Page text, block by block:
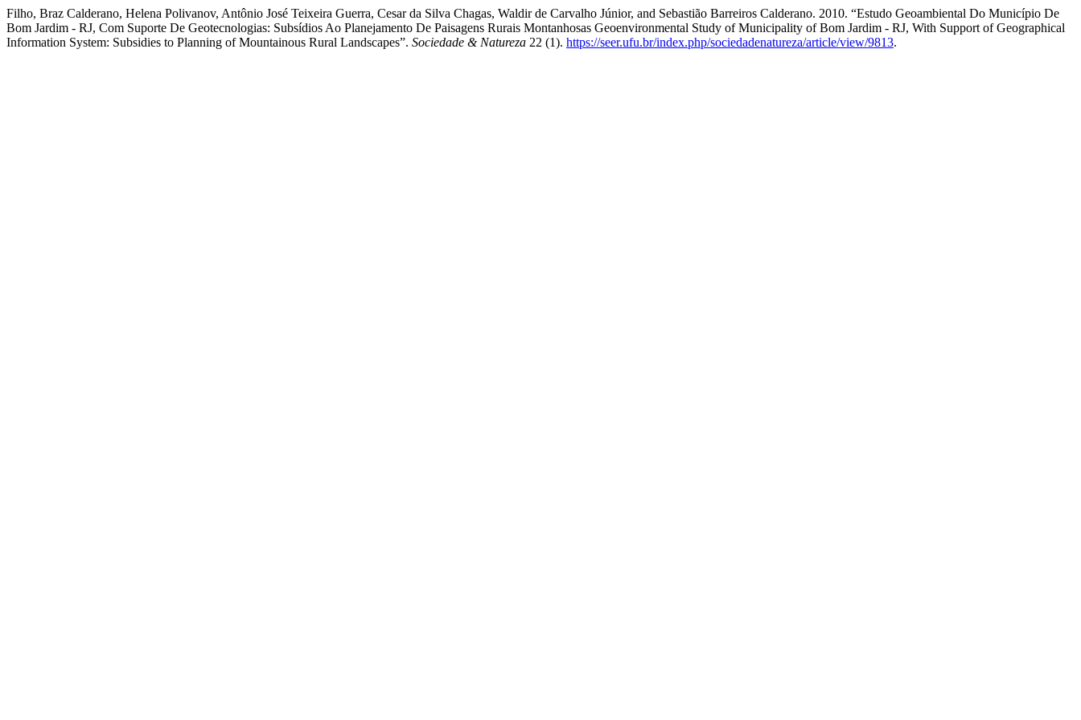
Filho, Braz Calderano, Helena Polivanov, Antônio José Teixeira Guerra, Cesar da Silva Chagas, Waldir de Carvalho Júnior, and Sebastião Barreiros Calderano. 2010. “Estudo Geoambiental Do Município De
Bom Jardim - RJ, Com Suporte De Geotecnologias: Subsídios Ao Planejamento De Paisagens Rurais Montanhosas Geoenvironmental Study of Municipality of Bom Jardim - RJ, With Support of Geographical
Information System: Subsidies to Planning of Mountainous Rural Landscapes”. Sociedade & Natureza 22 (1). https://seer.ufu.br/index.php/sociedadenatureza/article/view/9813.